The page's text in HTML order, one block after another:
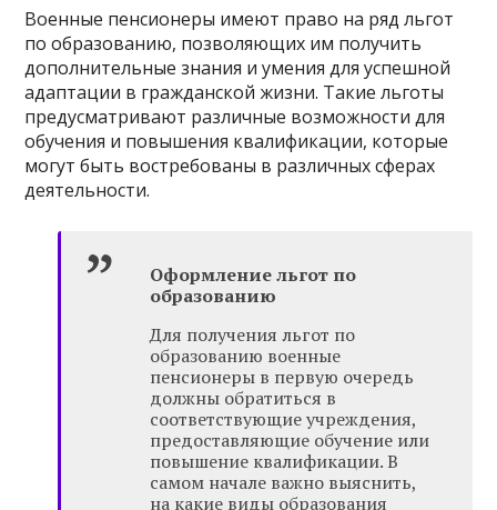
Военные пенсионеры имеют право на ряд льгот
по образованию, позволяющих им получить
дополнительные знания и умения для успешной
адаптации в гражданской жизни. Такие льготы
предусматривают различные возможности для
обучения и повышения квалификации, которые
могут быть востребованы в различных сферах
деятельности.
Оформление льгот по
образованию
Для получения льгот по
образованию военные
пенсионеры в первую очередь
должны обратиться в
соответствующие учреждения,
предоставляющие обучение или
повышение квалификации. В
самом начале важно выяснить,
на какие виды образования